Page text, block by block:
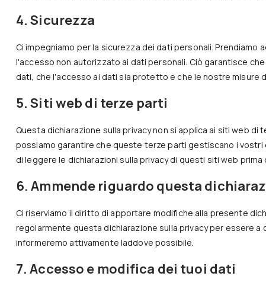
4. Sicurezza
Ci impegniamo per la sicurezza dei dati personali.
l'accesso non autorizzato ai dati personali. Ciò garantisce
dati, che l'accesso ai dati sia protetto e che le nostre misure
5. Siti web di terze parti
Questa dichiarazione sulla privacy non si applica ai siti web
possiamo garantire che queste terze parti gestiscano i vostri
di leggere le dichiarazioni sulla privacy di questi siti web prima
6. Ammende riguardo questa
Ci riserviamo il diritto di apportare modifiche alla presente
regolarmente questa dichiarazione sulla privacy per essere
informeremo attivamente laddove possibile.
7. Accesso e modifica dei tuoi dati